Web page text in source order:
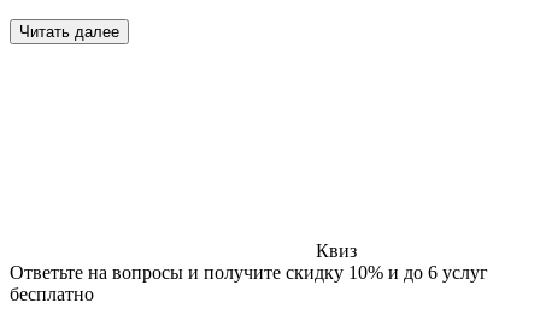
Читать далее
Квиз
Ответьте на вопросы и получите скидку 10% и до 6 услуг
бесплатно